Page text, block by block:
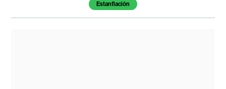
Estanflación